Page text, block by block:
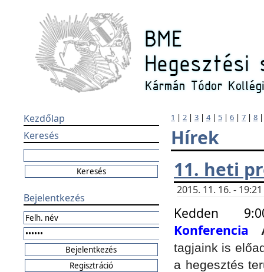
Kezdőlap
Keresés
Bejelentkezés
1 | 2 | 3 | 4| 5 | 6 | 7 | 8
Hírek
11. heti
2015. 11. 16. -
Kedden
Konferencia
tagjaink is
a hegesztés